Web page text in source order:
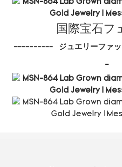
国際宝石フ
---------- ジュエリーファ
-